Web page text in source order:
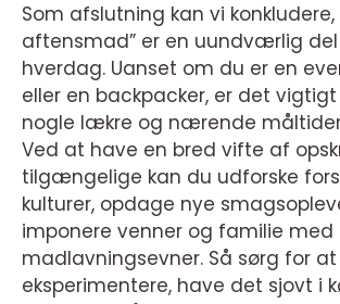
Som afslutning kan vi
aftensmad” er en uundværlig
hverdag. Uanset om du er en
eller en backpacker, er det
nogle lækre og nærende
Ved at have en bred vifte af
tilgængelige kan du udforske
kulturer, opdage nye
imponere venner og familie med
madlavningsevner. Så sørg for at
eksperimentere, have det sjovt i